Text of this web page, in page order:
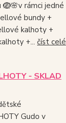
rámci jedné
bundy +
kalhoty +
+... číst celé
- SKLAD
Gudo v